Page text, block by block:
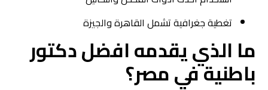
تغطية جغرافية تشمل القاهرة والجيزة
ما الذي يقدمه افضل دكتور
باطنية في مصر؟